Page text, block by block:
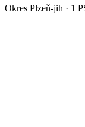
Okres Plzeň-jih · 1